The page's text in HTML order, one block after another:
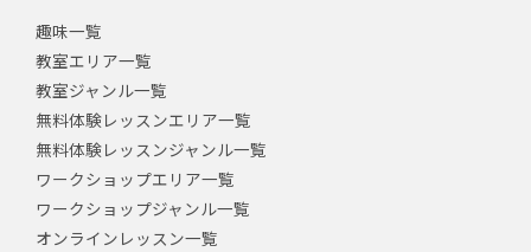
趣味一覧
教室エリア一覧
教室ジャンル一覧
無料体験レッスンエリア一覧
無料体験レッスンジャンル一覧
ワークショップエリア一覧
ワークショップジャンル一覧
オンラインレッスン一覧